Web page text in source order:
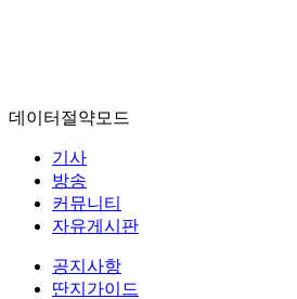
데이터절약모드
기사
방송
커뮤니티
자유게시판
공지사항
딴지가이드